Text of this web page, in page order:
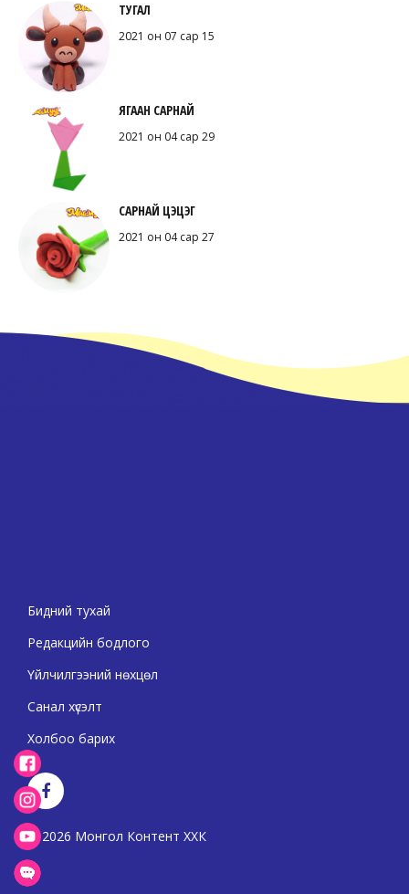
ТУГАЛ
2021 он 07 сар 15
ЯГААН САРНАЙ
2021 он 04 сар 29
САРНАЙ ЦЭЦЭГ
2021 он 04 сар 27
Бидний тухай
Редакцийн бодлого
Үйлчилгээний нөхцөл
Санал хүсэлт
Холбоо барих
2026 Монгол Контент ХХК